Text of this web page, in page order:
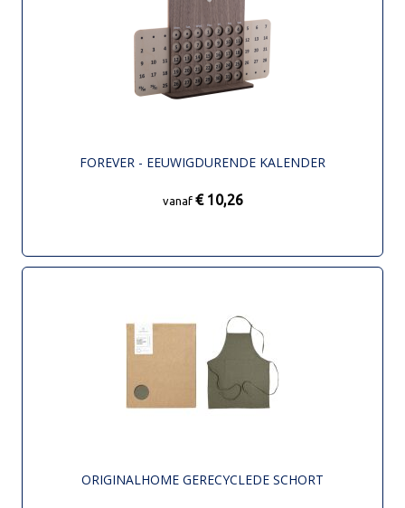
FOREVER - EEUWIGDURENDE KALENDER
vanaf € 10,26
ORIGINALHOME GERECYCLEDE SCHORT